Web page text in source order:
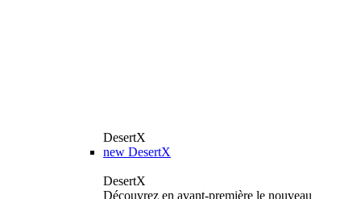
DesertX
new DesertX
DesertX
Découvrez en avant-première le nouveau